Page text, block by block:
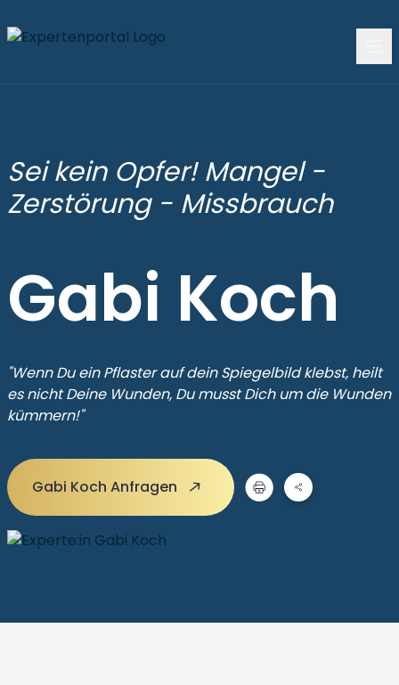
Sei kein Opfer! Mangel -
Zerstörung - Missbrauch
Gabi Koch
"Wenn Du ein Pflaster auf dein Spiegelbild klebst, heilt
es nicht Deine Wunden, Du musst Dich um die Wunden
kümmern!"
Gabi Koch Anfragen